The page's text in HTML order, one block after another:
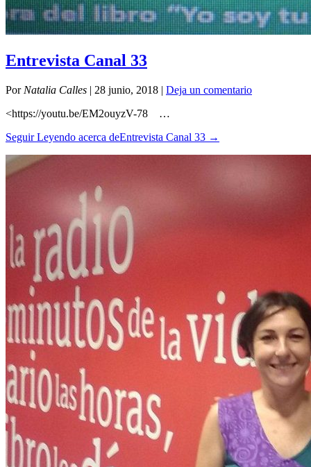
Entrevista Canal 33
Por Natalia Calles | 28 junio, 2018 | Deja un comentario
<https://youtu.be/EM2ouyzV-78 …
Seguir Leyendo acerca deEntrevista Canal 33 →